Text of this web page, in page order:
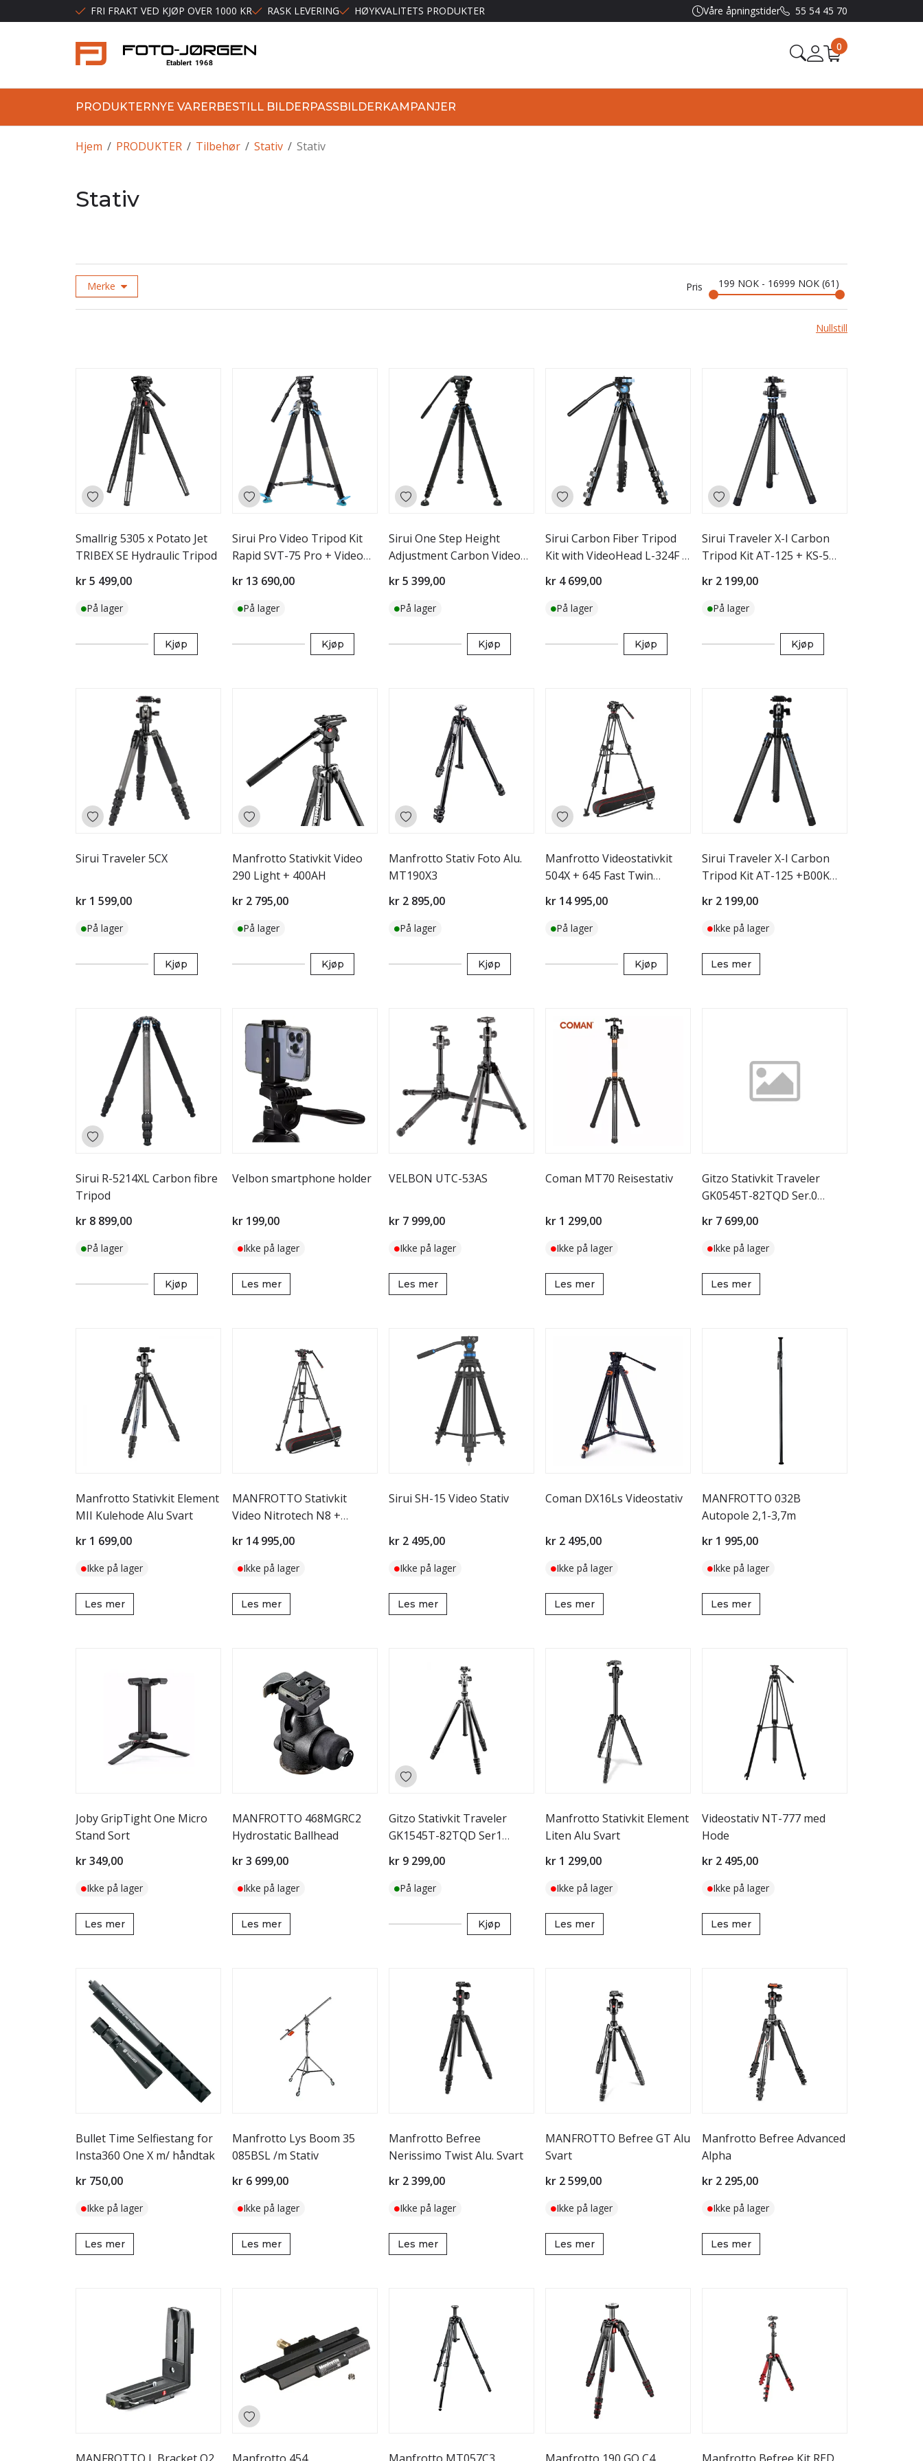
FRI FRAKT VED KJØP OVER 1000 KR RASK LEVERING HØYKVALITETS PRODUKTER Våre åpningstider 55 54 45 70
0
PRODUKTERNYE VARERBESTILL BILDERPASSBILDERKAMPANJER
/
Hjem /
PRODUKTER /
Tilbehør /
Stativ Stativ
Stativ
Merke Pris 199 NOK - 16999 NOK 61
Nullstill
Smallrig 5305 x Potato Jet
TRIBEX SE Hydraulic Tripod
kr 5 499,00
På lager
Kjøp
Sirui Pro Video Tripod Kit
Rapid SVT-75 Pro + Video
kr 13 690,00
På lager
Kjøp
Sirui One Step Height
Adjustment Carbon Video
kr 5 399,00
På lager
Kjøp
Sirui Carbon Fiber Tripod
Kit with VideoHead L-324F +
kr 4 699,00
På lager
Kjøp
Sirui Traveler X-I Carbon
Tripod Kit AT-125 + KS-5
kr 2 199,00
På lager
Kjøp
Sirui Traveler 5CX
kr 1 599,00
På lager
Kjøp
Manfrotto Stativkit Video
290 Light + 400AH
kr 2 795,00
På lager
Kjøp
Manfrotto Stativ Foto Alu.
MT190X3
kr 2 895,00
På lager
Kjøp
Manfrotto Videostativkit
504X + 645 Fast Twin
kr 14 995,00
På lager
Kjøp
Sirui Traveler X-I Carbon
Tripod Kit AT-125 +B00K
kr 2 199,00
Ikke på lager
Les mer
Sirui R-5214XL Carbon fibre
Tripod
kr 8 899,00
På lager
Kjøp
Velbon smartphone holder
kr 199,00
Ikke på lager
Les mer
VELBON UTC-53AS
kr 7 999,00
Ikke på lager
Les mer
Coman MT70 Reisestativ
kr 1 299,00
Ikke på lager
Les mer
Gitzo Stativkit Traveler
GK0545T-82TQD Ser.0
kr 7 699,00
Ikke på lager
Les mer
Manfrotto Stativkit Element
MII Kulehode Alu Svart
kr 1 699,00
Ikke på lager
Les mer
MANFROTTO Stativkit
Video Nitrotech N8 +
kr 14 995,00
Ikke på lager
Les mer
Sirui SH-15 Video Stativ
kr 2 495,00
Ikke på lager
Les mer
Coman DX16Ls Videostativ
kr 2 495,00
Ikke på lager
Les mer
MANFROTTO 032B
Autopole 2,1-3,7m
kr 1 995,00
Ikke på lager
Les mer
Joby GripTight One Micro
Stand Sort
kr 349,00
Ikke på lager
Les mer
MANFROTTO 468MGRC2
Hydrostatic Ballhead
kr 3 699,00
Ikke på lager
Les mer
Gitzo Stativkit Traveler
GK1545T-82TQD Ser1
kr 9 299,00
På lager
Kjøp
Manfrotto Stativkit Element
Liten Alu Svart
kr 1 299,00
Ikke på lager
Les mer
Videostativ NT-777 med
Hode
kr 2 495,00
Ikke på lager
Les mer
Bullet Time Selfiestang for
Insta360 One X m/ håndtak
kr 750,00
Ikke på lager
Les mer
Manfrotto Lys Boom 35
085BSL /m Stativ
kr 6 999,00
Ikke på lager
Les mer
Manfrotto Befree
Nerissimo Twist Alu. Svart
kr 2 399,00
Ikke på lager
Les mer
MANFROTTO Befree GT Alu
Svart
kr 2 599,00
Ikke på lager
Les mer
Manfrotto Befree Advanced
Alpha
kr 2 295,00
Ikke på lager
Les mer